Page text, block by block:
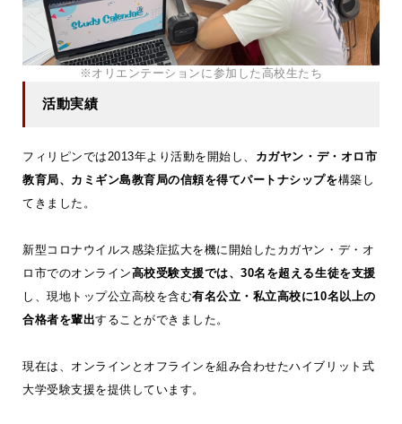
※オリエンテーションに参加した高校生たち
活動実績
フィリピンでは2013年より活動を開始し、 カガヤン・デ・オロ市
教育局、カミギン島教育局の信頼を得てパートナシップを構築し
てきました。
新型コロナウイルス感染症拡大を機に開始したカガヤン・デ・オ
ロ市でのオンライン高校受験支援では、30名を超える生徒を支援
し、現地トップ公立高校を含む有名公立・私立高校に10名以上の
合格者を輩出することができました。
現在は、オンラインとオフラインを組み合わせたハイブリット式
大学受験支援を提供しています。